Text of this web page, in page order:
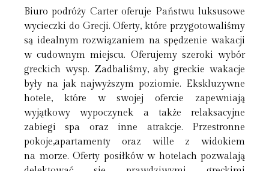
Biuro podróży Carter oferuje Państwu luksusowe
wycieczki do Grecji. Oferty, które przygotowaliśmy
są idealnym rozwiązaniem na spędzenie wakacji
w cudownym miejscu. Oferujemy szeroki wybór
greckich wysp. Zadbaliśmy, aby greckie wakacje
były na jak najwyższym poziomie. Ekskluzywne
hotele, które w swojej ofercie zapewniają
wyjątkowy wypoczynek a także relaksacyjne
zabiegi spa oraz inne atrakcje. Przestronne
pokoje,apartamenty oraz wille z widokiem
na morze. Oferty posiłków w hotelach pozwalają